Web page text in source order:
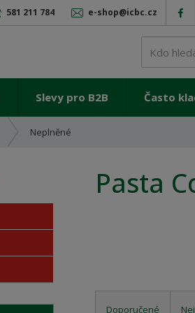
581 211 784 e-shop@icbc.cz
Slevy pro B2B Často
Neplněné
Pasta
Doporučené